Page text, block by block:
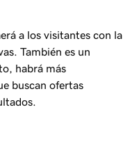
a los visitantes con la
También es un
habrá más
buscan ofertas